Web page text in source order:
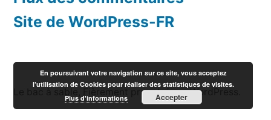
Site de WordPress-FR
Fièrement propulsé par WordPress.
En poursuivant votre navigation sur ce site, vous acceptez
l’utilisation de Cookies pour réaliser des statistiques de visites.
Plus d'informations
Accepter